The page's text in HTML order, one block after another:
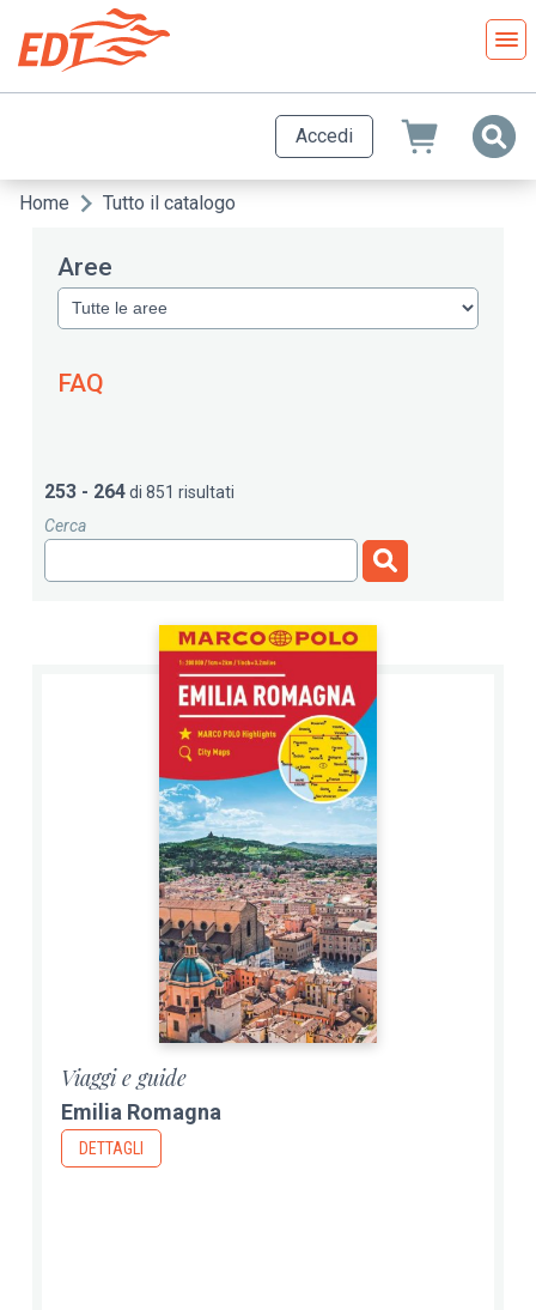
contenuto
principale
Accedi
Briciole
pane
Home Tutto il catalogo
Aree
FAQ
253 - 264di 851 risultati
Cerca
Viaggi e guide
Emilia Romagna
DETTAGLI